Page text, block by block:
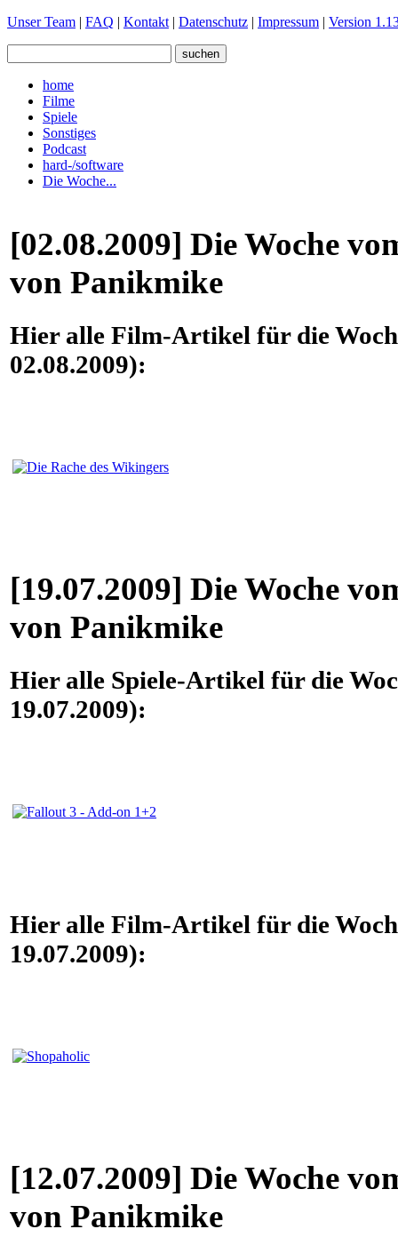
Unser Team | FAQ | Kontakt | Datenschutz | Impressum | Version
home
Filme
Spiele
Sonstiges
Podcast
hard-/software
Die Woche...
[02.08.2009] Die Woche
von Panikmike
Hier alle Film-Artikel für die
02.08.2009):
[19.07.2009] Die Woche
von Panikmike
Hier alle Spiele-Artikel für die
19.07.2009):
Hier alle Film-Artikel für die
19.07.2009):
[12.07.2009] Die Woche
von Panikmike